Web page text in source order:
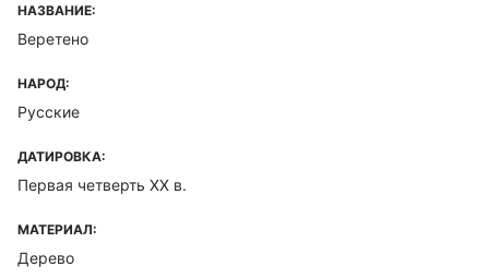
НАЗВАНИЕ:
Веретено
НАРОД:
Русские
ДАТИРОВКА:
Первая четверть XX в.
МАТЕРИАЛ:
Дерево